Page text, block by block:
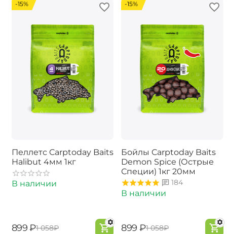
-15%
Пеллетс Carptoday Baits
Halibut 4мм 1кг
В наличии
‍899‍ ₽‍1 058‍₽
-15%
Бойлы Carptoday Baits
Demon Spice (Острые
Специи) 1кг 20мм
184
В наличии
‍899‍ ₽‍1 058‍₽